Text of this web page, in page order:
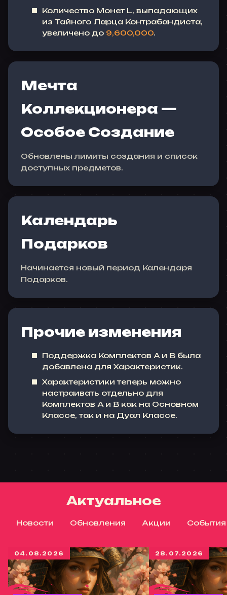
Количество Монет L, выпадающих
из Тайного Ларца Контрабандиста,
увеличено до 9,600,000.
Мечта
Коллекционера —
Особое Создание
Обновлены лимиты создания и список
доступных предметов.
Календарь
Подарков
Начинается новый период Календаря
Подарков.
Прочие изменения
Поддержка Комплектов A и B была
добавлена для Характеристик.
Характеристики теперь можно
настраивать отдельно для
Комплектов A и B как на Основном
Классе, так и на Дуал Классе.
Актуальное
Новости Обновления Акции События
04.08.2026 28.07.2026